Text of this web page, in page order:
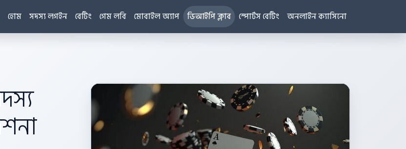
হোম সদস্য লগইন বেটিং গেম লবি মোবাইল অ্যাপ ভিআইপি ক্লাব স্পোর্টস বেটিং অনলাইন ক্যাসিনো